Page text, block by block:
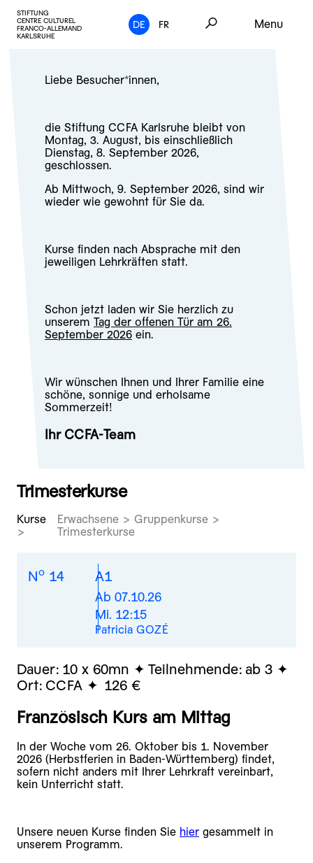
STIFTUNG
CENTRE CULTUREL
FRANCO-ALLEMAND
KARLSRUHE
DE FR Menu
Liebe Besucher*innen,
die Stiftung CCFA Karlsruhe bleibt von
Montag, 3. August, bis einschließlich
Dienstag, 8. September 2026,
geschlossen.
Ab Mittwoch, 9. September 2026, sind wir
wieder wie gewohnt für Sie da.
Kurse finden nach Absprache mit den
jeweiligen Lehrkräften statt.
Schon jetzt laden wir Sie herzlich zu
unserem Tag der offenen Tür am 26.
September 2026ein.
Wir wünschen Ihnen und Ihrer Familie eine
schöne, sonnige und erholsame
Sommerzeit!
Ihr CCFA-Team
Trimesterkurse
Kurse
Erwachsene > Gruppenkurse >
Trimesterkurse
No 14 A1
Ab 07.10.26
Mi. 12:15
Patricia GOZÉ
Dauer: 10 x 60mn Teilnehmende: ab 3
Ort: CCFA 126 €
Französisch Kurs am Mittag
In der Woche vom 26. Oktober bis 1. November
2026 (Herbstferien in Baden-Württemberg) findet,
sofern nicht anders mit Ihrer Lehrkraft vereinbart,
kein Unterricht statt.
Unsere neuen Kurse finden Sie hier gesammelt in
unserem Programm.